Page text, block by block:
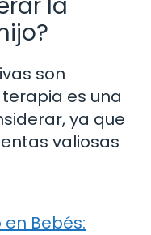
son
es una
ya que
valiosas
Bebés: